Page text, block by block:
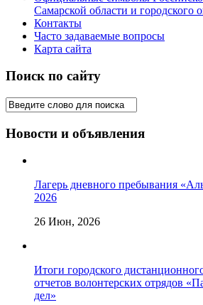
Самарской области и городского
Контакты
Часто задаваемые вопросы
Карта сайта
Поиск по сайту
Новости и объявления
Лагерь дневного пребывания
2026
26 Июн, 2026
Итоги городского
отчетов волонтерских отрядов
дел»